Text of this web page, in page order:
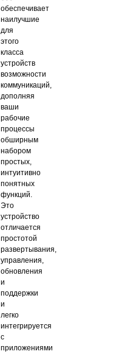
обеспечивает
наилучшие
для
этого
класса
устройств
возможности
коммуникаций,
дополняя
ваши
рабочие
процессы
обширным
набором
простых,
интуитивно
понятных
функций.
Это
устройство
отличается
простотой
развертывания,
управления,
обновления
и
поддержки
и
легко
интегрируется
с
приложениями